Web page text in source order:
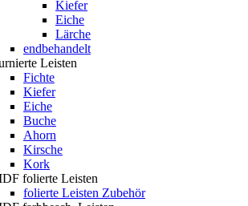
Kiefer
Eiche
Lärche
endbehandelt
Leisten
Fichte
Kiefer
Eiche
Buche
Ahorn
Kirsche
Kork
folierte Leisten
folierte Leisten Zubehör